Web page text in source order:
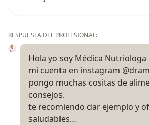
RESPUESTA DEL PROFESIONAL:
Hola yo soy Médica
mi cuenta en instagram
pongo muchas cositas de
consejos.
te recomiendo dar ejemplo y
saludables…